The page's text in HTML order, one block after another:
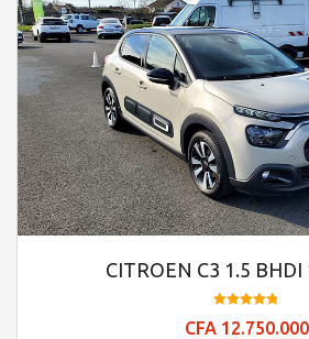
CITROEN C3 1.5 BHDI
4.84
CFA12.750.000